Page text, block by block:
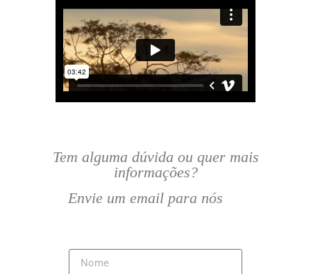
Tem alguma dúvida ou quer mais
informações?
Envie um email para nós